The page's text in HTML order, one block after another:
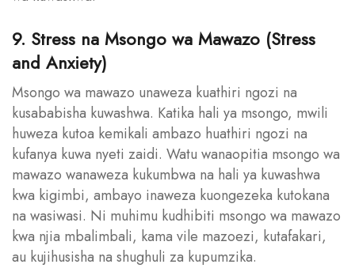
9. Stress na Msongo wa Mawazo (Stress
and Anxiety)
Msongo wa mawazo unaweza kuathiri ngozi na
kusababisha kuwashwa. Katika hali ya msongo, mwili
huweza kutoa kemikali ambazo huathiri ngozi na
kufanya kuwa nyeti zaidi. Watu wanaopitia msongo wa
mawazo wanaweza kukumbwa na hali ya kuwashwa
kwa kigimbi, ambayo inaweza kuongezeka kutokana
na wasiwasi. Ni muhimu kudhibiti msongo wa mawazo
kwa njia mbalimbali, kama vile mazoezi, kutafakari,
au kujihusisha na shughuli za kupumzika.